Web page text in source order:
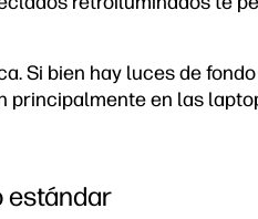
Si bien hay luces de
en las
estándar